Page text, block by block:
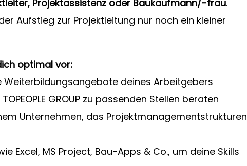
Projektassistenz oder Baukaufmann/-frau.
Aufstieg zur Projektleitung nur noch ein kleiner
optimal vor:
Weiterbildungsangebote deines Arbeitgebers
GROUP zu passenden Stellen beraten
Unternehmen, das Projektmanagementstrukturen
Excel, MS Project, Bau-Apps & Co., um deine Skills